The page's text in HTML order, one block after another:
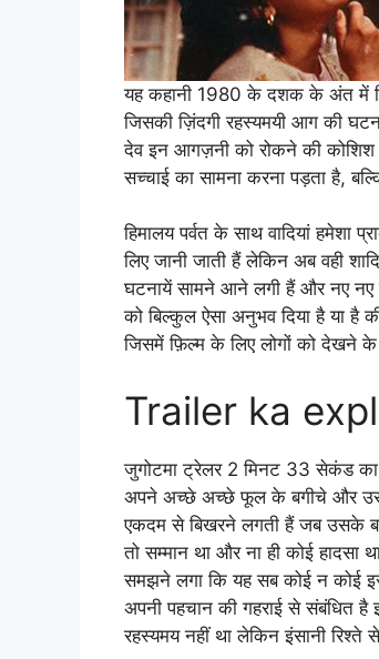
यह कहानी 1980 के दशक के अंत में
जिसकी ज़िंदगी रहस्यमयी आग की
देव इन आगज़नी को रोकने की कोशिश
सच्चाई का सामना करना पड़ता है,
हिमालय पर्वत के साथ वादियां हमेशा
लिए जानी जाती हैं लेकिन अब वही
घटनायें सामने आने लगी हैं और नए नए
को बिल्कुल ऐसा अनुभव दिया है या है
जिसमें फ़िल्म के लिए लोगों को देखने के
Trailer ka
जुगोटमा ट्रेलर 2 मिनट 33 सेकंड का
अपने अच्छे अच्छे फूल के बगीचे और उसके
एकदम से बिखरने लगती हैं जब उसके
तो सम्मान था और ना ही कोई हादसा
समझने लगा कि यह सब कोई न कोई
अपनी पहचान की गहराई से संबंधित
रहस्यमय नहीं था लेकिन इंसानी